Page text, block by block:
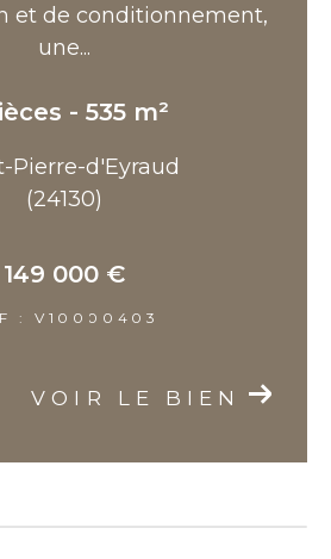
et de conditionnement,
une...
- 535 m²
Pierre-d'Eyraud
(24130)
149 000 €
: V10000403
VOIR LE BIEN